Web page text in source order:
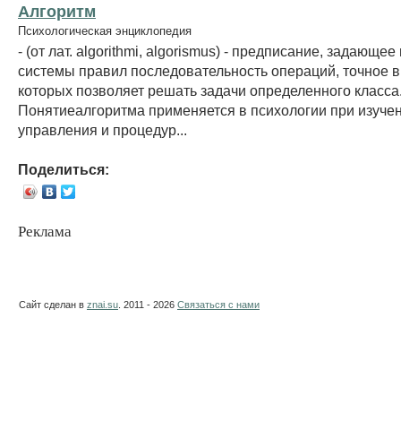
Алгоритм
Психологическая энциклопедия
- (от лат. algorithmi, algorismus) - предписание, задающее
системы правил последовательность операций, точное
которых позволяет решать задачи определенного
Понятиеалгоритма применяется в психологии при
управления и процедур...
Поделиться:
Реклама
Сайт сделан в znai.su . 2011 - 2026 Связаться с нами